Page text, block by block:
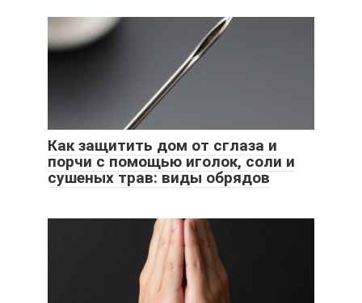
Как защитить дом от сглаза и
порчи с помощью иголок, соли и
сушеных трав: виды обрядов